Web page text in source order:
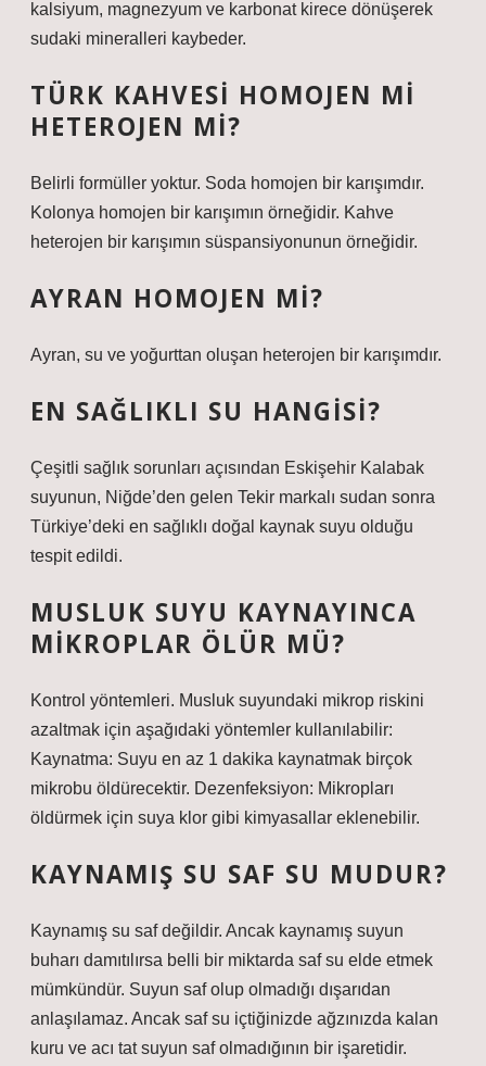
kalsiyum, magnezyum ve karbonat kirece dönüşerek
sudaki mineralleri kaybeder.
TÜRK KAHVESI HOMOJEN MI
HETEROJEN MI?
Belirli formüller yoktur. Soda homojen bir karışımdır.
Kolonya homojen bir karışımın örneğidir. Kahve
heterojen bir karışımın süspansiyonunun örneğidir.
AYRAN HOMOJEN MI?
Ayran, su ve yoğurttan oluşan heterojen bir karışımdır.
EN SAĞLIKLI SU HANGISI?
Çeşitli sağlık sorunları açısından Eskişehir Kalabak
suyunun, Niğde’den gelen Tekir markalı sudan sonra
Türkiye’deki en sağlıklı doğal kaynak suyu olduğu
tespit edildi.
MUSLUK SUYU KAYNAYINCA
MIKROPLAR ÖLÜR MÜ?
Kontrol yöntemleri. Musluk suyundaki mikrop riskini
azaltmak için aşağıdaki yöntemler kullanılabilir:
Kaynatma: Suyu en az 1 dakika kaynatmak birçok
mikrobu öldürecektir. Dezenfeksiyon: Mikropları
öldürmek için suya klor gibi kimyasallar eklenebilir.
KAYNAMIŞ SU SAF SU MUDUR?
Kaynamış su saf değildir. Ancak kaynamış suyun
buharı damıtılırsa belli bir miktarda saf su elde etmek
mümkündür. Suyun saf olup olmadığı dışarıdan
anlaşılamaz. Ancak saf su içtiğinizde ağzınızda kalan
kuru ve acı tat suyun saf olmadığının bir işaretidir.